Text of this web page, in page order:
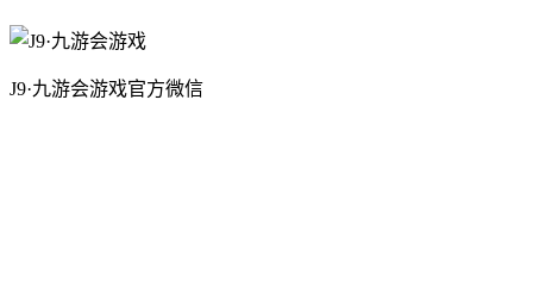
J9·九游会游戏官方微信